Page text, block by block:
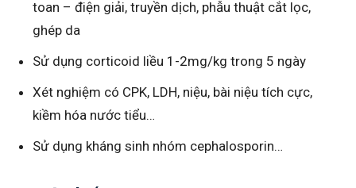
toan – điện giải, truyền dịch, phẫu thuật cắt lọc,
ghép da
Sử dụng corticoid liều 1-2mg/kg trong 5 ngày
Xét nghiệm có CPK, LDH, niệu, bài niệu tích cực,
kiềm hóa nước tiểu…
Sử dụng kháng sinh nhóm cephalosporin…